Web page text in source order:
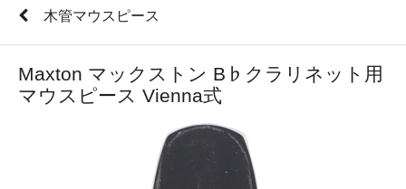
木管マウスピース
Maxton マックストン B♭クラリネット用
マウスピース Vienna式